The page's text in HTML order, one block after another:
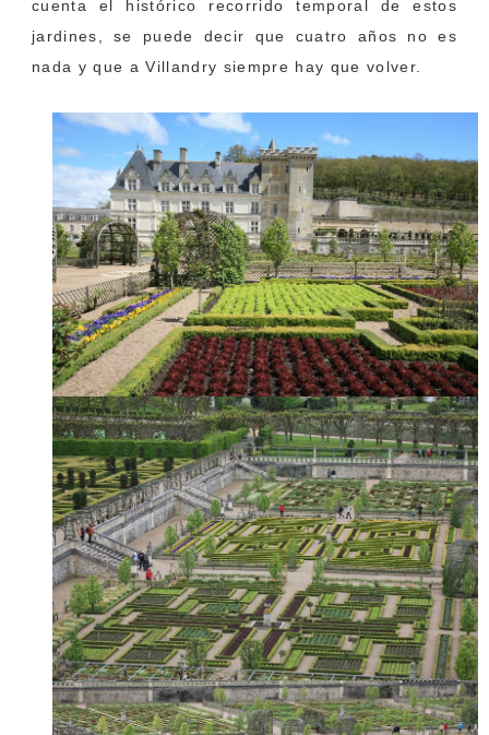
cuenta el histórico recorrido temporal de estos
jardines, se puede decir que cuatro años no es
nada y que a Villandry siempre hay que volver.